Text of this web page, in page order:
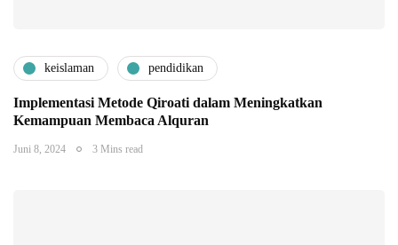
keislaman pendidikan
Implementasi Metode Qiroati dalam Meningkatkan
Kemampuan Membaca Alquran
Juni 8, 2024 3 Mins read